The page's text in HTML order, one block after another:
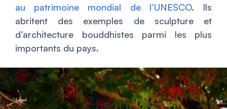
au patrimoine mondial de l’UNESCO. Ils
abritent des exemples de sculpture et
d’architecture bouddhistes parmi les plus
importants du pays.